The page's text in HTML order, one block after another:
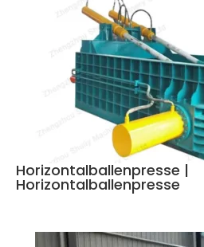
Horizontalballenpresse |
Horizontalballenpresse